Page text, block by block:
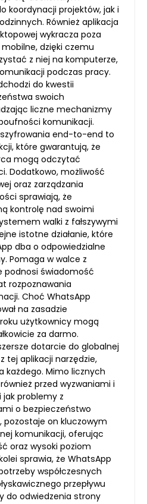
koordynacji projektów, jak i
Również aplikacja
wykracza poza
dzięki czemu
z niej na komputerze,
podczas pracy.
do kwestii
swoich
liczne mechanizmy
komunikacji.
end-to-end to
które gwarantują, że
mogą odczytać
Dodatkowo, możliwość
oraz zarządzania
sprawiają, że
kontrolę nad swoimi
walki z fałszywymi
istotne działanie, które
dba o odpowiedzialne
Pomaga w walce z
podnosi świadomość
rozpoznawania
Choć WhatsApp
na zasadzie
użytkownicy mogą
za darmo.
dotarcie do globalnej
tej aplikacji narzędzie,
każdego. Mimo licznych
przed wyzwaniami i
problemy z
o bezpieczeństwo
on kluczowym
komunikacji, oferując
oraz wysoki poziom
sprawia, że WhatsApp
współczesnych
przepływu
do odwiedzenia strony